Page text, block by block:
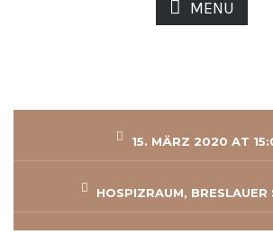
MENU
15. MÄRZ 2020 AT
HOSPIZRAUM,